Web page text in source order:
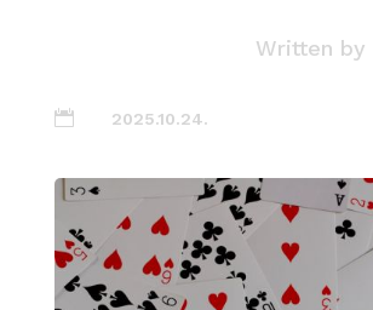
Written by
 2025.10.24.